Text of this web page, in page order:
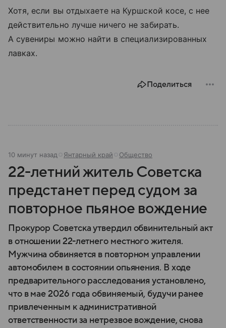
Хотя, если вы отдыхаете на Куршской косе, с нее
действительно лучше ничего не забирать.
А сувениры можно найти в специализированных
лавках.
Поделиться
10 минут назад Янтарный край Общество
22-летний житель Советска
предстанет перед судом за
повторное пьяное вождение
Прокурор Советска утвердил обвинительный акт
в отношении 22-летнего местного жителя.
Мужчина обвиняется в повторном управлении
автомобилем в состоянии опьянения. В ходе
предварительного расследования установлено,
что в мае 2026 года обвиняемый, будучи ранее
привлеченным к административной
ответственности за нетрезвое вождение, снова